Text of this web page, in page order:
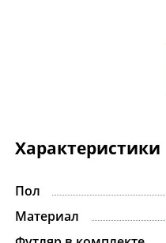
Характеристики
Пол
Материал